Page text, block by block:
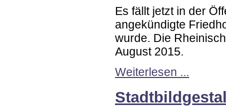
Es fällt jetzt in der
angekündigte
wurde. Die
August 2015.
Weiterlesen ...